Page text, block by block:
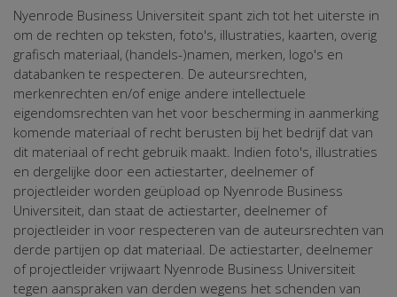
Nyenrode Business Universiteit spant zich tot het uiterste in
om de rechten op teksten, foto's, illustraties, kaarten, overig
grafisch materiaal, (handels-)namen, merken, logo's en
databanken te respecteren. De auteursrechten,
merkenrechten en/of enige andere intellectuele
eigendomsrechten van het voor bescherming in aanmerking
komende materiaal of recht berusten bij het bedrijf dat van
dit materiaal of recht gebruik maakt. Indien foto's, illustraties
en dergelijke door een actiestarter, deelnemer of
projectleider worden geüpload op Nyenrode Business
Universiteit, dan staat de actiestarter, deelnemer of
projectleider in voor respecteren van de auteursrechten van
derde partijen op dat materiaal. De actiestarter, deelnemer
of projectleider vrijwaart Nyenrode Business Universiteit
tegen aanspraken van derden wegens het schenden van